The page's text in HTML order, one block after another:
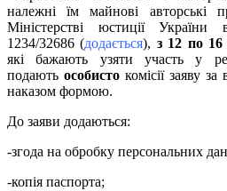
належні їм майнові авторські
Міністерстві юстиції
1234/32686 (додається), з 12 по 16
які бажають узяти участь у
подають особисто комісії заяву
наказом формою.
До заяви додаються:
-згода на обробку персональних
-копія паспорта;